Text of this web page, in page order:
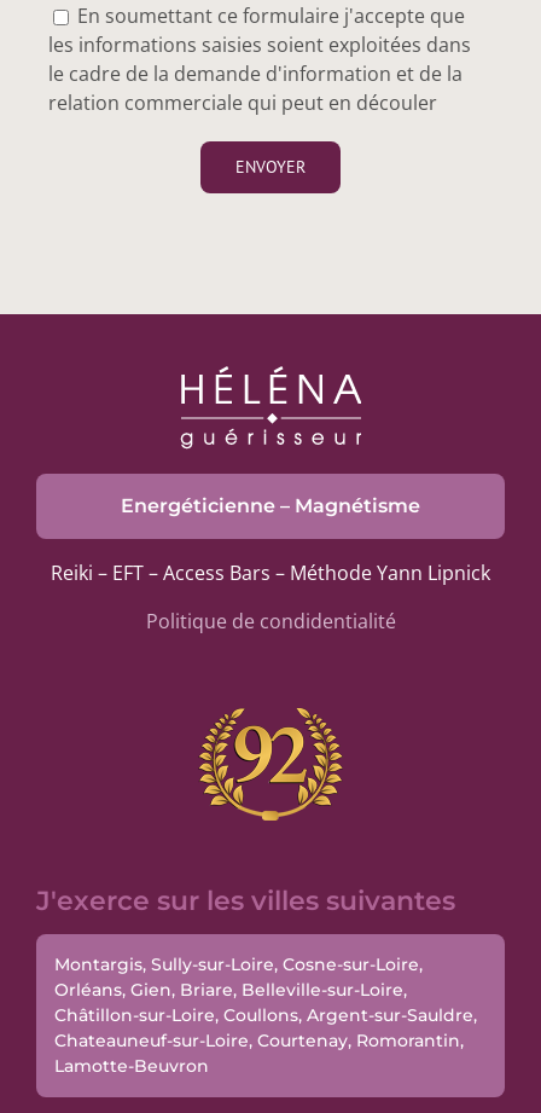
En soumettant ce formulaire j'accepte que
les informations saisies soient exploitées dans
le cadre de la demande d'information et de la
relation commerciale qui peut en découler
Energéticienne – Magnétisme
Reiki – EFT – Access Bars – Méthode Yann Lipnick
Politique de condidentialité
J'exerce sur les villes suivantes
Montargis, Sully-sur-Loire, Cosne-sur-Loire,
Orléans, Gien, Briare, Belleville-sur-Loire,
Châtillon-sur-Loire, Coullons, Argent-sur-Sauldre,
Chateauneuf-sur-Loire, Courtenay, Romorantin,
Lamotte-Beuvron